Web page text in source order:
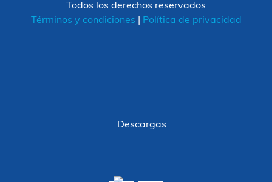
Todos los derechos reservados
Términos y condiciones
Política de privacidad
Descargas